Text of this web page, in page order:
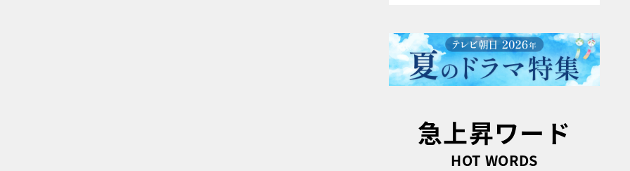
急上昇ワード
HOT WORDS